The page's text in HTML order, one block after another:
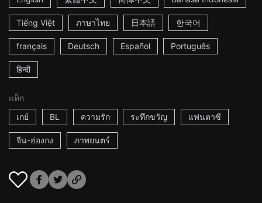
Tiếng Việt ภาษาไทย 日本語 한국어
français Deutsch Español Português
हिन्दी
แท็ก
เกย์
BL ความรัก ระทึกขวัญ แฟนตาซี
จีน-ฮ่องกง ภาพยนตร์